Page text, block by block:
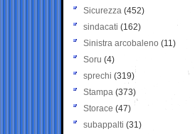
Sicurezza (452)
sindacati (162)
Sinistra arcobaleno (11)
Soru (4)
sprechi (319)
Stampa (373)
Storace (47)
subappalti (31)